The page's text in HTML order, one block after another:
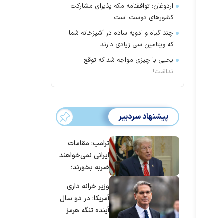
اردوغان: توافقنامه مکه پذیرای مشارکت
کشور‌های دوست است
چند گیاه و ادویه ساده در آشپزخانه شما
که ویتامین سی زیادی دارند
یحیی با چیزی مواجه شد که توقع
نداشت!
پیشنهاد سردبیر
ترامپ: مقامات
ایرانی نمی‌خواهند
ضربه بخورند؛
توافق برسند
وزیر خزانه داری
آمریکا: در دو سال
آینده تنگه هرمز